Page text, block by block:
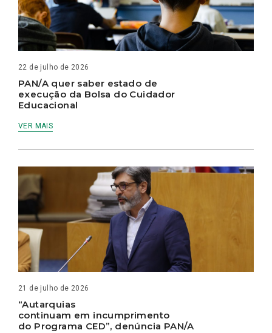
22 de julho de 2026
PAN/A quer saber estado de
execução da Bolsa do Cuidador
Educacional
VER MAIS
21 de julho de 2026
“Autarquias
continuam em incumprimento
do Programa CED”, denúncia PAN/A